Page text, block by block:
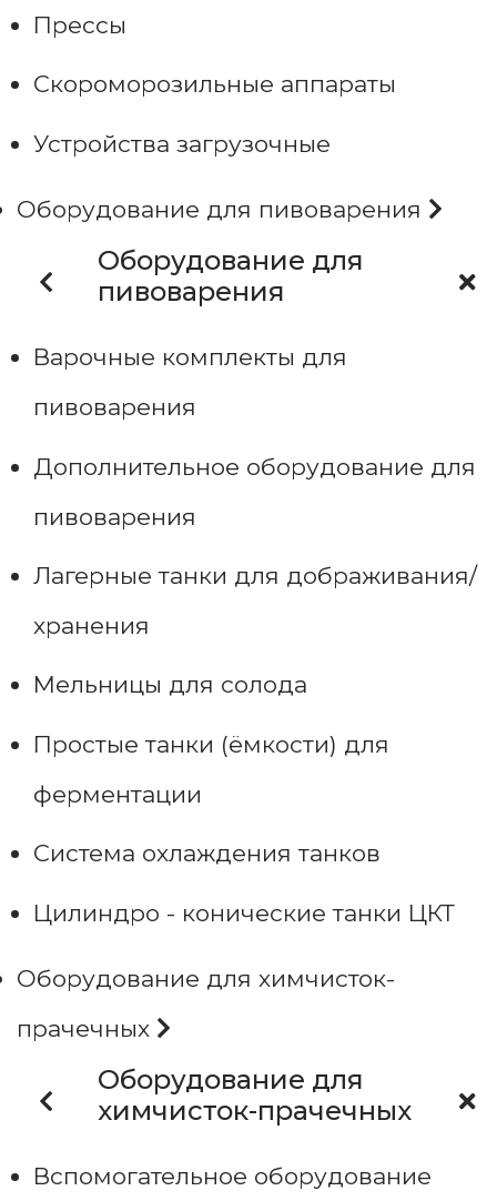
Прессы
Скороморозильные аппараты
Устройства загрузочные
Оборудование для пивоварения
Оборудование для
пивоварения
Варочные комплекты для
пивоварения
Дополнительное оборудование для
пивоварения
Лагерные танки для дображивания/
хранения
Мельницы для солода
Простые танки (ёмкости) для
ферментации
Система охлаждения танков
Цилиндро - конические танки ЦКТ
Оборудование для химчисток-
прачечных
Оборудование для
химчисток-прачечных
Вспомогательное оборудование